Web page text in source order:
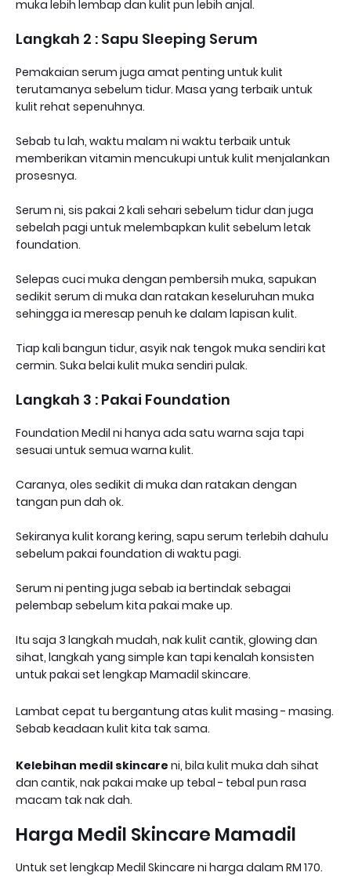
muka lebih lembap dan kulit pun lebih anjal.
Langkah 2 : Sapu Sleeping Serum
Pemakaian serum juga amat penting untuk kulit
terutamanya sebelum tidur. Masa yang terbaik untuk
kulit rehat sepenuhnya.
Sebab tu lah, waktu malam ni waktu terbaik untuk
memberikan vitamin mencukupi untuk kulit menjalankan
prosesnya.
Serum ni, sis pakai 2 kali sehari sebelum tidur dan juga
sebelah pagi untuk melembapkan kulit sebelum letak
foundation.
Selepas cuci muka dengan pembersih muka, sapukan
sedikit serum di muka dan ratakan keseluruhan muka
sehingga ia meresap penuh ke dalam lapisan kulit.
Tiap kali bangun tidur, asyik nak tengok muka sendiri kat
cermin. Suka belai kulit muka sendiri pulak.
Langkah 3 : Pakai Foundation
Foundation Medil ni hanya ada satu warna saja tapi
sesuai untuk semua warna kulit.
Caranya, oles sedikit di muka dan ratakan dengan
tangan pun dah ok.
Sekiranya kulit korang kering, sapu serum terlebih dahulu
sebelum pakai foundation di waktu pagi.
Serum ni penting juga sebab ia bertindak sebagai
pelembap sebelum kita pakai make up.
Itu saja 3 langkah mudah, nak kulit cantik, glowing dan
sihat, langkah yang simple kan tapi kenalah konsisten
untuk pakai set lengkap Mamadil skincare.
Lambat cepat tu bergantung atas kulit masing - masing.
Sebab keadaan kulit kita tak sama.
Kelebihan medil skincare ni, bila kulit muka dah sihat
dan cantik, nak pakai make up tebal - tebal pun rasa
macam tak nak dah.
Harga Medil Skincare Mamadil
Untuk set lengkap Medil Skincare ni harga dalam RM 170.